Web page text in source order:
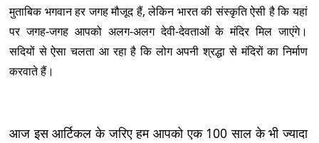
मुताबिक भगवान हर जगह मौजूद हैं, लेकिन भारत की संस्कृति ऐसी है कि यहां
पर जगह-जगह आपको अलग-अलग देवी-देवताओं के मंदिर मिल जाएंगे।
सदियों से ऐसा चलता आ रहा है कि लोग अपनी श्रद्धा से मंदिरों का निर्माण
करवाते हैं।
आज इस आर्टिकल के जरिए हम आपको एक 100 साल के भी ज्यादा